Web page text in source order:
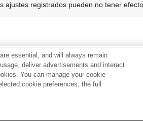
ajustes registrados pueden no tener
relacionado
essential, and will always remain
deliver advertisements and interact
You can manage your cookie
cookie preferences, the full